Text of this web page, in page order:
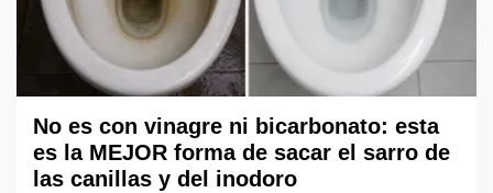
No es con vinagre ni bicarbonato: esta
es la MEJOR forma de sacar el sarro de
las canillas y del inodoro